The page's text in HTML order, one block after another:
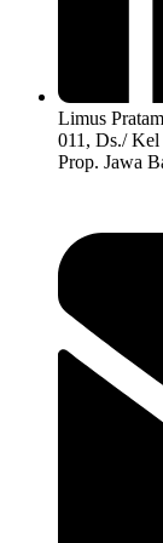
Limus
011, Ds./
Prop. Jawa